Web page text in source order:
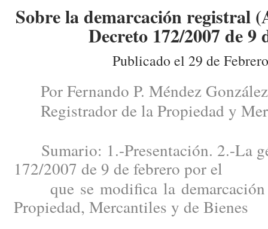
Sobre la demarcación registral
Decreto 172/2007 de 9
Publicado el 29 de
Por Fernando P. Méndez González
Registrador de la Propiedad y
Sumario: 1.-Presentación. 2.-La
172/2007 de 9 de febrero por el
que se modifica la demarcación
Propiedad, Mercantiles y de Bienes